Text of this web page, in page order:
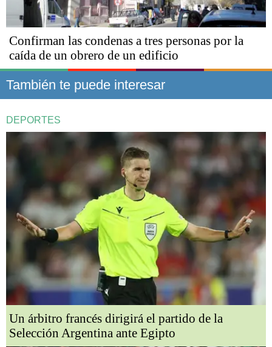
Confirman las condenas a tres personas por la
caída de un obrero de un edificio
También te puede interesar
DEPORTES
Un árbitro francés dirigirá el partido de la
Selección Argentina ante Egipto